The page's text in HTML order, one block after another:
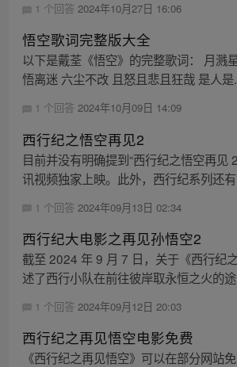
1 个回答2024年10月27日 16:06
悟空歌词完整版大全
以下是戴荃《悟空》的完整歌词： 月溅
悟离迷 六尘不改 且怒且悲且狂哉 是人是
1 个回答2024年10月09日 14:09
西行纪之悟空再见2
目前并没有明确提到“西行纪之悟空再
讯视频独家上映。此外，西行纪系列还
1 个回答 2024年09月13日 02:34
西行纪大电影之再见孙悟空2
截至 2024 年 9 月 7 日，关于《西行纪
述了西行小队在前往彼岸取永恒之火的
1 个回答 2024年09月12日 20:03
西行纪之再见悟空电影免费
《西行纪之再见悟空》可以在部分网站